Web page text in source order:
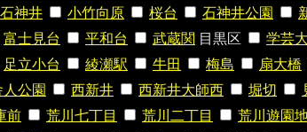
石神井 小竹向原 桜台 石神井公園
富士見台 平和台 武蔵関 目黒区 学芸
足立小台 綾瀬駅 牛田 梅島 扇大橋
人公園 西新井 西新井大師西 堀切
前 荒川七丁目 荒川二丁目 荒川遊園